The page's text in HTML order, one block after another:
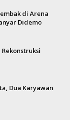
di Arena
Didemo
Dua Karyawan